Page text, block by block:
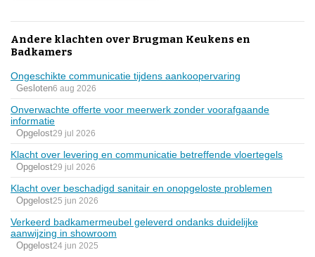
Andere klachten over Brugman Keukens en
Badkamers
Ongeschikte communicatie tijdens aankoopervaring
Gesloten6 aug 2026
Onverwachte offerte voor meerwerk zonder voorafgaande
informatie
Opgelost29 jul 2026
Klacht over levering en communicatie betreffende vloertegels
Opgelost29 jul 2026
Klacht over beschadigd sanitair en onopgeloste problemen
Opgelost25 jun 2026
Verkeerd badkamermeubel geleverd ondanks duidelijke
aanwijzing in showroom
Opgelost24 jun 2025